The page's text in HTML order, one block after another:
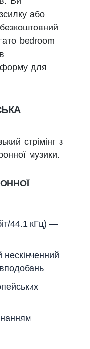
або
bedroom
для
стрімінг з
музики.
44.1 кГц) —